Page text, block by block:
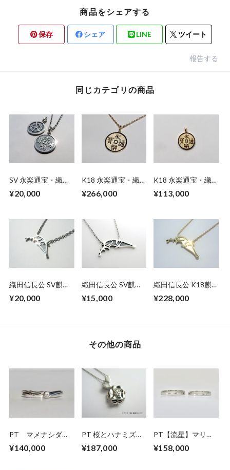
商品をシェアする
保存 シェア LINE ツイート
報告する
同じカテゴリの商品
SV 永楽通宝・織田
ックレス
¥20,000
K18 永楽通宝・織
ネックレス(45cm)
¥266,000
K18 永楽通宝・織
ペンダント（トップ
¥113,000
織田信長公 SV麒麟
トネックレス
¥20,000
織田信長公 SV麒麟
ックレス
¥15,000
織田信長公 K18麒
ネックレス
¥228,000
その他の商品
PT マメナシダイ
リング
¥140,000
PT 桜とハナミズキ
ス
¥187,000
PT【流星】マリッ
P3.0MM
¥158,000